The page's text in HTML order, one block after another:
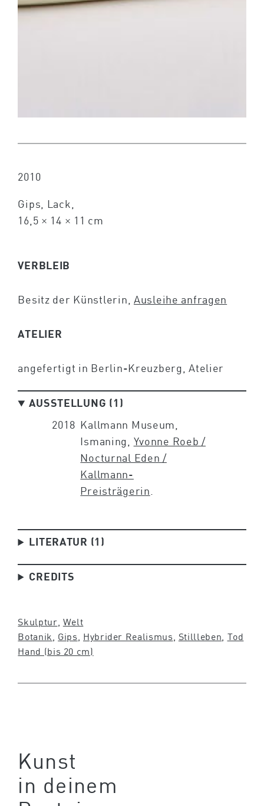
2010
Gips, Lack,
16,5 × 14 × 11 cm
VERBLEIB
Besitz der Künstlerin, Ausleihe anfragen
ATELIER
angefertigt in Berlin-Kreuzberg, Atelier
AUSSTELLUNG (1)
2018 Kallmann Museum,
Ismaning, Yvonne Roeb /
Nocturnal Eden /
Kallmann-
Preisträgerin.
LITERATUR (1)
CREDITS
Skulptur Welt
Botanik
Gips Hybrider Realismus Stillleben Tod
Hand (bis 20 cm)
Kunst
in deinem